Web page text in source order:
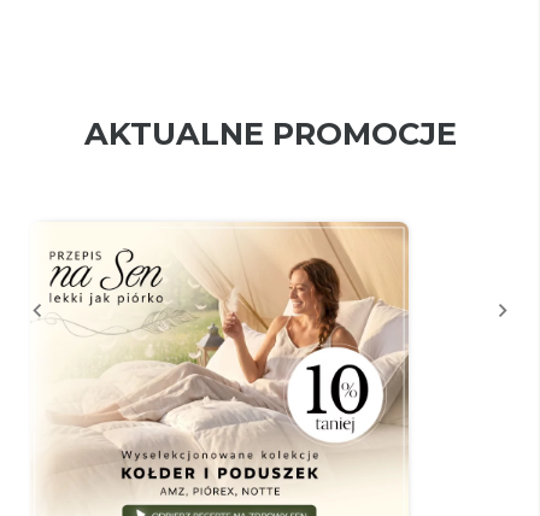
AKTUALNE PROMOCJE